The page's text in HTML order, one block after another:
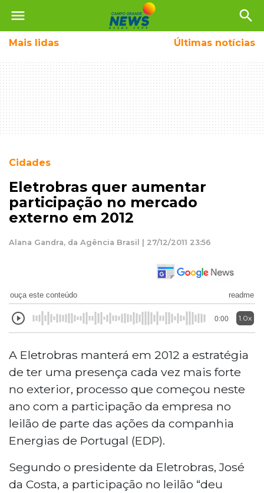
menu search
Mais lidas Últimas notícias
Cidades
Eletrobras quer aumentar
participação no mercado
externo em 2012
Alana Gandra, da Agência Brasil | 27/12/2011 23:56
ouça este conteúdo readme
0:00 1.0x
A Eletrobras manterá em 2012 a estratégia
de ter uma presença cada vez mais forte
no exterior, processo que começou neste
ano com a participação da empresa no
leilão de parte das ações da companhia
Energias de Portugal (EDP).
Segundo o presidente da Eletrobras, José
da Costa, a participação no leilão “deu